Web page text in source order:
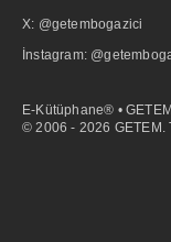
X: @getembogazici
İnstagram:
E-Kütüphane® •
© 2006 - 2026 GETEM.